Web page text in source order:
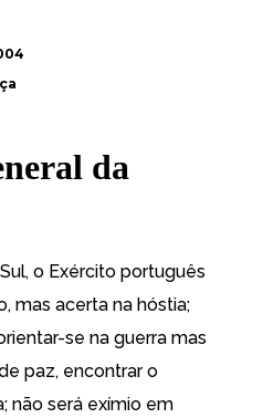
da
o Exército português
mas acerta na hóstia;
se na guerra mas
paz, encontrar o
não será exímio em